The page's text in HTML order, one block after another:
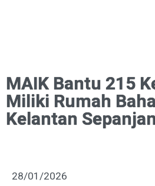
MAIK Bantu 215
Miliki Rumah
Kelantan
28/01/2026